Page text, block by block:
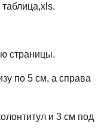
страницы.
по 5 см, а справа
и 3 см под